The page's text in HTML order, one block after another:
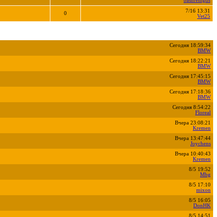
0
7/16 13:31
Vet25
Сегодня 18:59:34
BMW
Сегодня 18:22:21
BMW
Сегодня 17:45:15
BMW
Сегодня 17:18:36
BMW
Сегодня 8:54:22
Floreal
Вчера 23:08:21
Kremen
Вчера 13:47:44
Joychens
Вчера 10:40:43
Kremen
8/5 19:52
Mbg
8/5 17:10
mixon
8/5 16:05
DonHK
8/5 14:51